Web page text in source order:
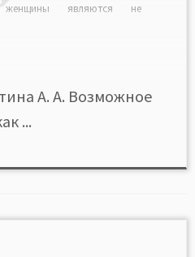
женщины являются не
их прежней социальной
А. А. Возможное
...